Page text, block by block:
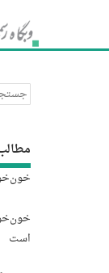
برای:
است